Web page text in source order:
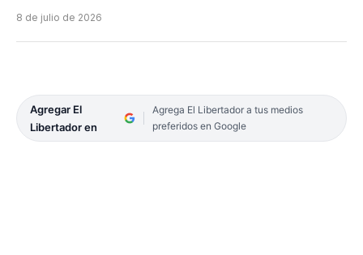
8 de julio de 2026
Agregar El
Libertador en
Agrega El Libertador a tus medios
preferidos en Google